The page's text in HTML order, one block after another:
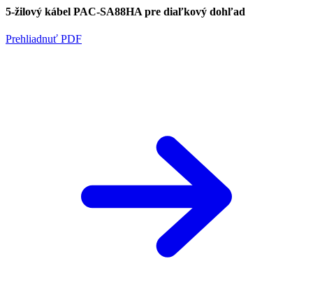
5-žilový kábel PAC-SA88HA pre diaľkový dohľad
Prehliadnuť PDF